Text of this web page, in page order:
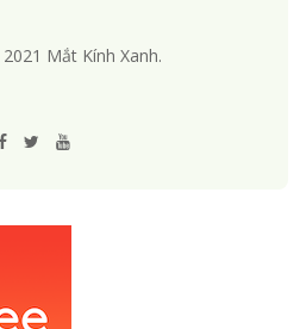
Mắt Kính Xanh.